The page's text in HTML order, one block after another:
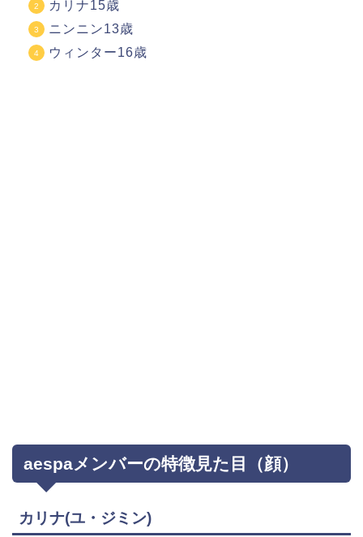
カリナ15歳
ニンニン13歳
ウィンター16歳
aespaメンバーの特徴見た目（顔）
カリナ(ユ・ジミン)